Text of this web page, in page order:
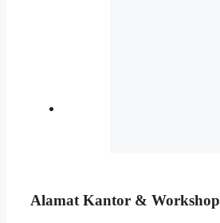
Alamat Kantor & Workshop